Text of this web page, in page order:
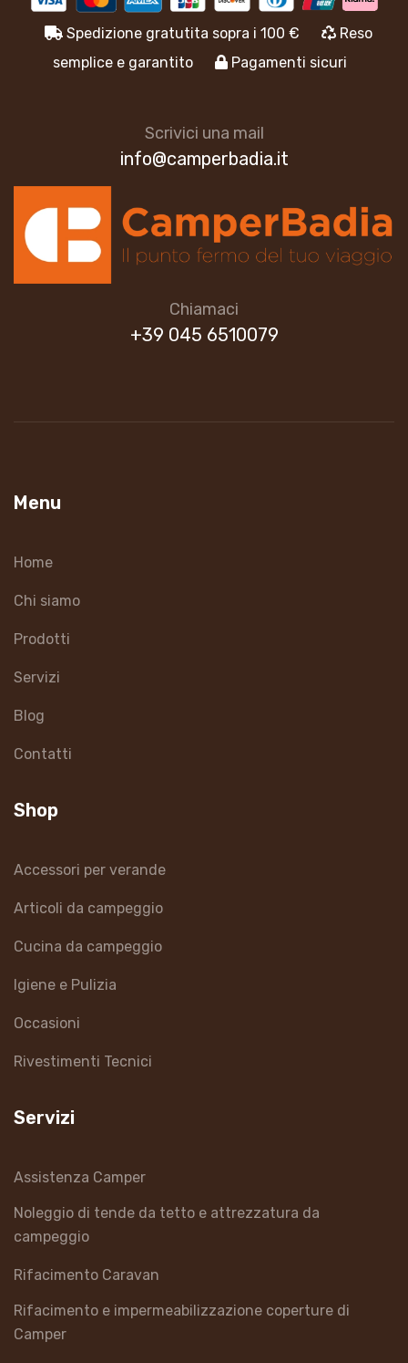
Spedizione gratutita sopra i 100 €
Reso
semplice e garantito
Pagamenti sicuri
Scrivici una mail
info@camperbadia.it
Chiamaci
+39 045 6510079
Menu
Home
Chi siamo
Prodotti
Servizi
Blog
Contatti
Shop
Accessori per verande
Articoli da campeggio
Cucina da campeggio
Igiene e Pulizia
Occasioni
Rivestimenti Tecnici
Servizi
Assistenza Camper
Noleggio di tende da tetto e attrezzatura da
campeggio
Rifacimento Caravan
Rifacimento e impermeabilizzazione coperture di
Camper